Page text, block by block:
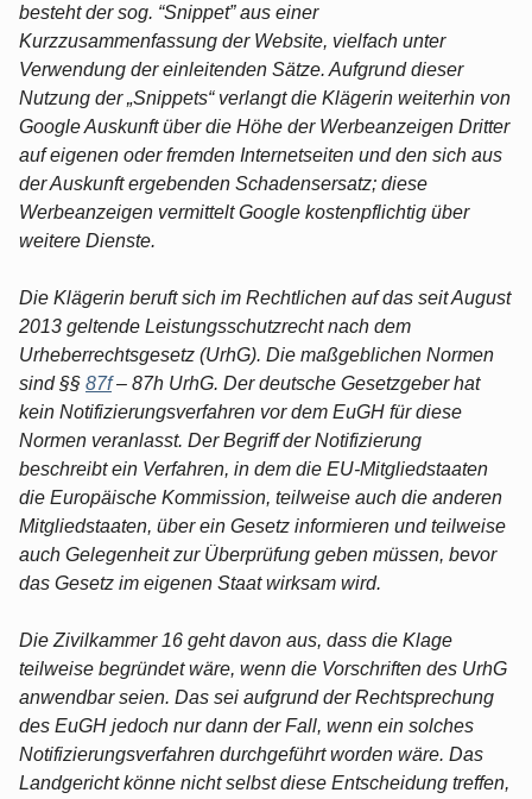
besteht der sog. “Snippet” aus einer
Kurzzusammenfassung der Website, vielfach unter
Verwendung der einleitenden Sätze. Aufgrund dieser
Nutzung der „Snippets“ verlangt die Klägerin weiterhin von
Google Auskunft über die Höhe der Werbeanzeigen Dritter
auf eigenen oder fremden Internetseiten und den sich aus
der Auskunft ergebenden Schadensersatz; diese
Werbeanzeigen vermittelt Google kostenpflichtig über
weitere Dienste.
Die Klägerin beruft sich im Rechtlichen auf das seit August
2013 geltende Leistungsschutzrecht nach dem
Urheberrechtsgesetz (UrhG). Die maßgeblichen Normen
sind §§ 87f– 87h UrhG. Der deutsche Gesetzgeber hat
kein Notifizierungsverfahren vor dem EuGH für diese
Normen veranlasst. Der Begriff der Notifizierung
beschreibt ein Verfahren, in dem die EU-Mitgliedstaaten
die Europäische Kommission, teilweise auch die anderen
Mitgliedstaaten, über ein Gesetz informieren und teilweise
auch Gelegenheit zur Überprüfung geben müssen, bevor
das Gesetz im eigenen Staat wirksam wird.
Die Zivilkammer 16 geht davon aus, dass die Klage
teilweise begründet wäre, wenn die Vorschriften des UrhG
anwendbar seien. Das sei aufgrund der Rechtsprechung
des EuGH jedoch nur dann der Fall, wenn ein solches
Notifizierungsverfahren durchgeführt worden wäre. Das
Landgericht könne nicht selbst diese Entscheidung treffen,